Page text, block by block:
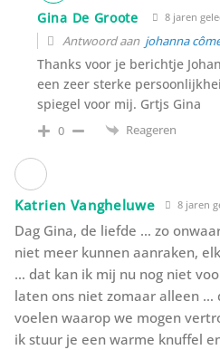
Gina De Groote 8 jaren
Antwoord aan johanna
Thanks voor je berichtje
een zeer sterke
spiegel voor mij. Grtjs Gina
0 Reageren
Katrien Vangheluwe 8 jaren
Dag Gina, de liefde … zo
niet meer kunnen aanraken,
… dat kan ik mij nu nog niet
laten ons niet zomaar alleen …
voelen waarop we mogen
ik stuur je een warme knuffel